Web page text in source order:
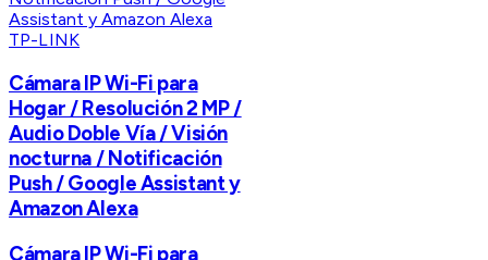
TP-LINK
Cámara IP Wi-Fi para
Hogar / Resolución 2 MP /
Audio Doble Vía / Visión
nocturna / Notificación
Push / Google Assistant y
Amazon Alexa
Cámara IP Wi-Fi para